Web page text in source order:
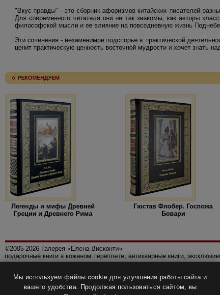
"Вкус правды" - это сборник афоризмов китайских писателей
Для современного читателя они не так знакомы, как авторы
философской мысли и ее влияние на повседневную жизнь
Эти сочинения - незаменимое подспорье в практической
ценит практическую ценность восточной мудрости и хочет знать
РЕКОМЕНДУЕМ
Легенды и мифы Древней
Греции и Древнего Рима
Гюстав Флобер. Госпожа
Бовари
©2005-2026 Галерея «Елена Висконти»
подарочные книги в кожаном переплете, антикварные книги,
Политика конфиденциальности
Все права защищены.
Мы используем файлы cookie для улучшения работы сайта и
вашего удобства. Продолжая пользоваться сайтом, вы